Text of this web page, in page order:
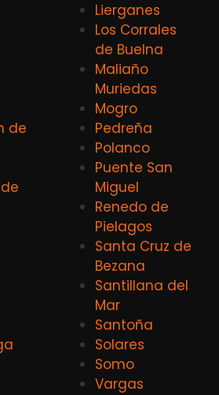
de
Lierganes
Los Corrales
de Buelna
Maliaño
Muriedas
Mogro
Pedreña
Polanco
Puente San
Miguel
Renedo de
Pielagos
Santa Cruz de
Bezana
Santillana del
Mar
Santoña
Solares
Somo
Vargas